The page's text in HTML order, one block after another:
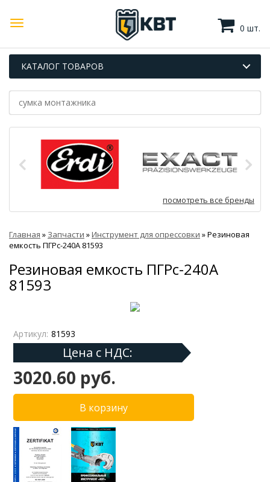
0 шт.
КАТАЛОГ ТОВАРОВ
посмотреть все бренды
Главная » Запчасти »Инструмент для опрессовки »Резиновая
емкость ПГРс-240А 81593
Резиновая емкость ПГРс-240А
81593
Артикул: 81593
Цена с НДС:
3020.60 руб.